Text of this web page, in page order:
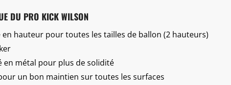
DU PRO KICK WILSON
en hauteur pour toutes les tailles de ballon (2 hauteurs)
en métal pour plus de solidité
un bon maintien sur toutes les surfaces